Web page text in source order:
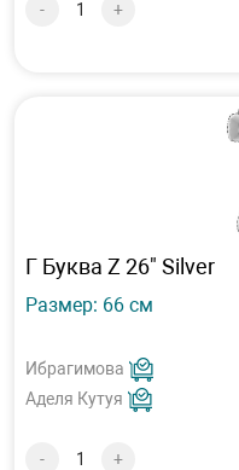
- +
Г Буква Z 26" Silver
Размер: 66 см
Ибрагимова
Аделя Кутуя
- +